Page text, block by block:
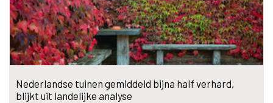
Nederlandse tuinen gemiddeld bijna half verhard,
blijkt uit landelijke analyse